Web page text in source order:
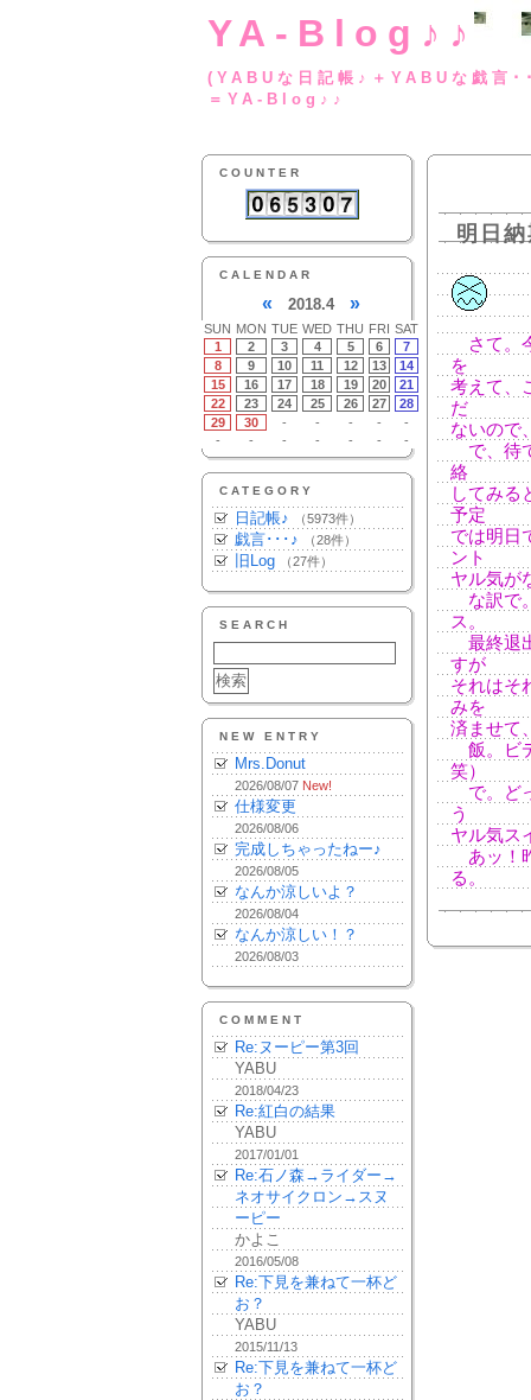
YA-Blog♪♪
(YABUな日記帳♪
＝YA-Blog♪♪
COUNTER
CALENDAR
« 2018.4 »
SUN MON TUE WED THU FRI SAT
1
2 3 4 5 6
7
8
9 10 11 12 13
14
15
16 17 18 19 20
21
22
23 24 25 26 27
28
29
30 - - - -
-
-
- - - - - -
CATEGORY
日記帳♪ （5973件）
戯言･･･♪ （28件）
旧Log （27件）
SEARCH
NEW ENTRY
Mrs.Donut
2026/08/07 New!
仕様変更
2026/08/06
完成しちゃったねー♪
2026/08/05
なんか涼しいよ？
2026/08/04
なんか涼しい！？
2026/08/03
COMMENT
Re:ヌーピー第3回
YABU
2018/04/23
Re:紅白の結果
YABU
2017/01/01
Re:石ノ森→ライダー→
ネオサイクロン→スヌ
ーピー
かよこ
2016/05/08
Re:下見を兼ねて一杯ど
お？
YABU
2015/11/13
Re:下見を兼ねて一杯ど
お？
明日
さて。
を
考えて、
だ
ないので
で、待
絡
してみる
予定
では明日
ント
ヤル気が
な訳で
ス。
最終退
すが
それはそ
みを
済ませて
飯。ビ
笑）
で。ど
う
ヤル気ス
あッ！
る。